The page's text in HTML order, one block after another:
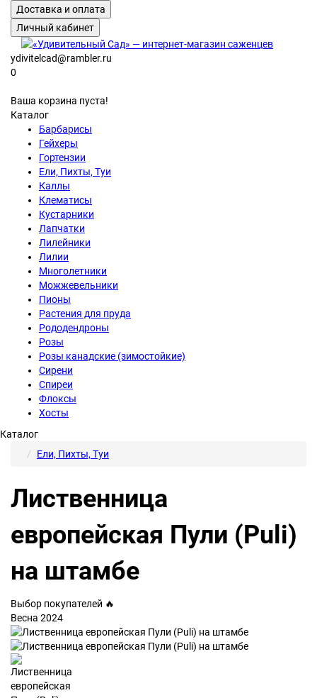
Доставка и оплата
Личный кабинет
ydivitelcad@rambler.ru
0
Ваша корзина пуста!
Каталог
Барбарисы
Гейхеры
Гортензии
Ели, Пихты, Туи
Каллы
Клематисы
Кустарники
Лапчатки
Лилейники
Лилии
Многолетники
Можжевельники
Пионы
Растения для пруда
Рододендроны
Розы
Розы канадские (зимостойкие)
Сирени
Спиреи
Флоксы
Хосты
Каталог
Ели, Пихты, Туи
Лиственница
европейская Пули (Puli)
на штамбе
Выбор покупателей 🔥
Весна 2024